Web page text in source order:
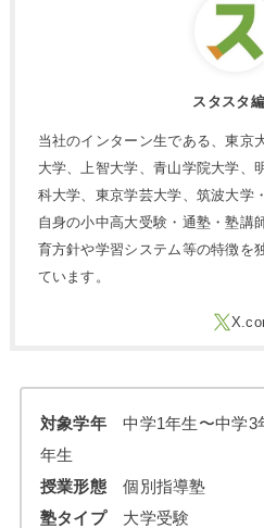
スタスタ
当社のインターン生である、東京
大学、上智大学、青山学院大学、
科大学、東京学芸大学、筑波大学
自身の小中高大受験・通塾・塾講
育方針や学習システム等の特徴を
ています。
対象学年中学1年生〜中学3
年生
授業形態個別指導塾
塾タイプ大学受験